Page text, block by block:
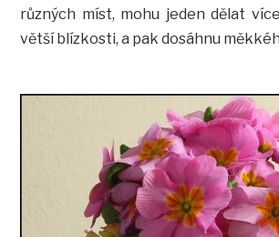
různých míst, mohu jeden dělat
větší blízkosti, a pak dosáhnu